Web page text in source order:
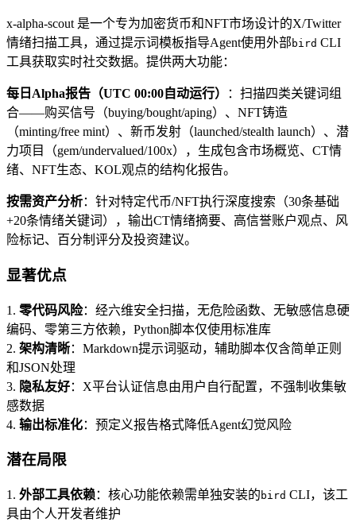
x-alpha-scout 是一个专为加密货币和NFT市场设计的X/Twitter
情绪扫描工具，通过提示词模板指导Agent使用外部 bird CLI
工具获取实时社交数据。提供两大功能：
每日Alpha报告（UTC 00:00自动运行）
：扫描四类关键词组
合——购买信号（buying/bought/aping）、NFT铸造
（minting/free mint）、新币发射（launched/stealth launch）、潜
力项目（gem/undervalued/100x），生成包含市场概览、CT情
绪、NFT生态、KOL观点的结构化报告。
按需资产分析：针对特定代币/NFT执行深度搜索（30条基础
+20条情绪关键词），输出CT情绪摘要、高信誉账户观点、风
险标记、百分制评分及投资建议。
显著优点
1. 零代码风险：经六维安全扫描，无危险函数、无敏感信息硬
编码、零第三方依赖，Python脚本仅使用标准库
2. 架构清晰：Markdown提示词驱动，辅助脚本仅含简单正则
和JSON处理
3. 隐私友好：X平台认证信息由用户自行配置，不强制收集敏
感数据
4. 输出标准化：预定义报告格式降低Agent幻觉风险
潜在局限
1. 外部工具依赖：核心功能依赖需单独安装的 bird CLI，该工
具由个人开发者维护